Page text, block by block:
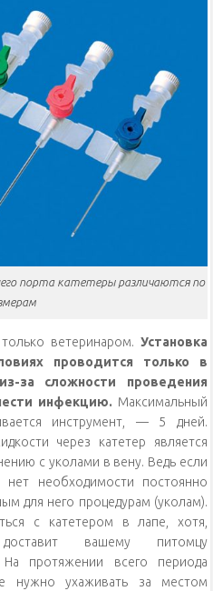
порта катетеры различаются по
ветеринаром. Установка
проводится только в
за сложности проведения
инфекцию. Максимальный
инструмент, — 5 дней.
через катетер является
с уколами в вену. Ведь если
нет необходимости постоянно
для него процедурам (уколам).
с катетером в лапе, хотя,
вашему питомцу
На протяжении всего периода
нужно ухаживать за местом